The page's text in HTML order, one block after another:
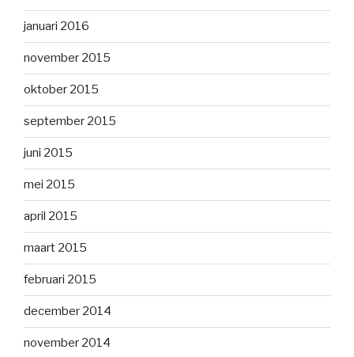
januari 2016
november 2015
oktober 2015
september 2015
juni 2015
mei 2015
april 2015
maart 2015
februari 2015
december 2014
november 2014